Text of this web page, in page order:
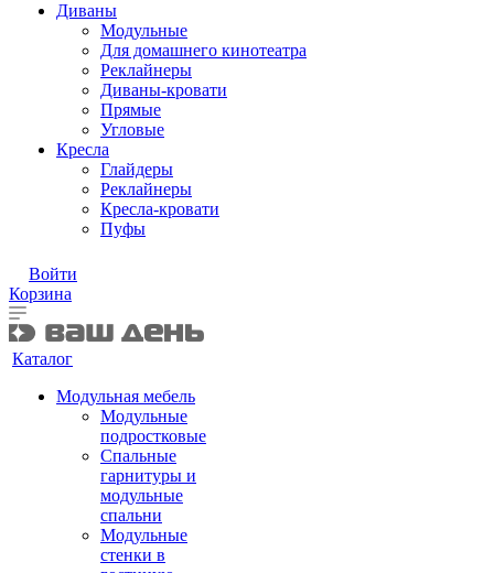
Диваны
Модульные
Для домашнего кинотеатра
Реклайнеры
Диваны-кровати
Прямые
Угловые
Кресла
Глайдеры
Реклайнеры
Кресла-кровати
Пуфы
Войти
Корзина
Каталог
Модульная мебель
Модульные
подростковые
Спальные
гарнитуры и
модульные
спальни
Модульные
стенки в